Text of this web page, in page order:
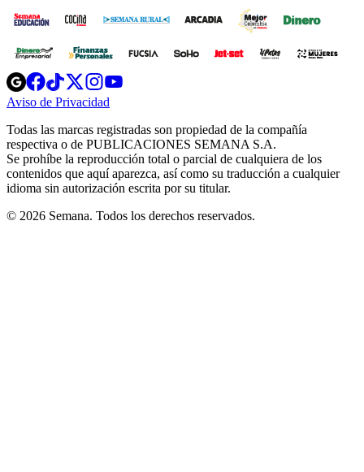
Opens
in
new
Opens
in
new
Opens
in
new
window
Opens
new
windowwindow
Aviso de Privacidad
new
window
Todas las marcas registradas son propiedad de la compañía
respectiva o de PUBLICACIONES SEMANA S.A.
Se prohíbe la reproducción total o parcial de cualquiera de los
contenidos que aquí aparezca, así como su traducción a cualquier
idioma sin autorización escrita por su titular.
© 2026 Semana. Todos los derechos reservados.